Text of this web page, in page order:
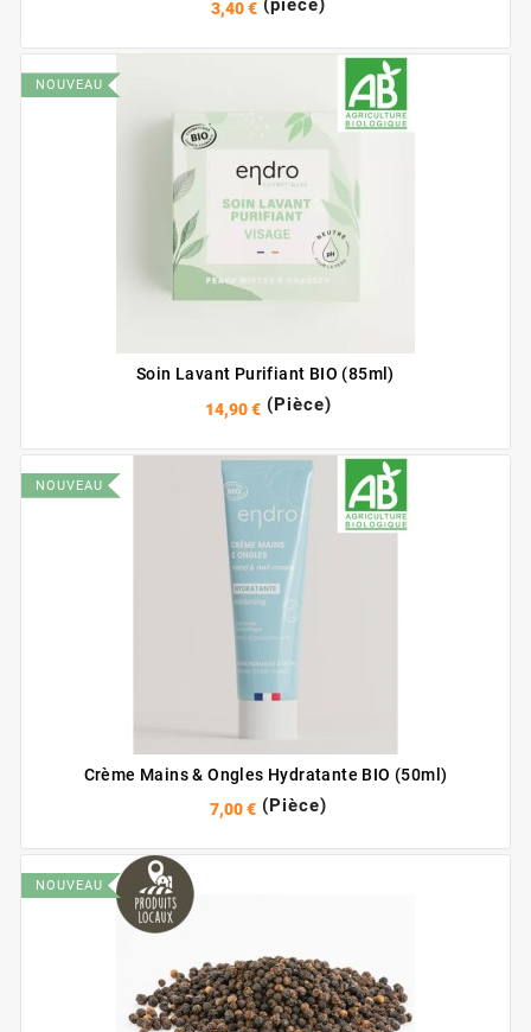
3,40 € (pièce)
NOUVEAU
Soin Lavant Purifiant BIO (85ml)
14,90 € (Pièce)
NOUVEAU
Crème Mains & Ongles Hydratante BIO (50ml)
7,00 € (Pièce)
NOUVEAU